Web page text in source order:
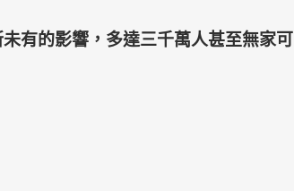
有的影響，多達三千萬人甚至無家可